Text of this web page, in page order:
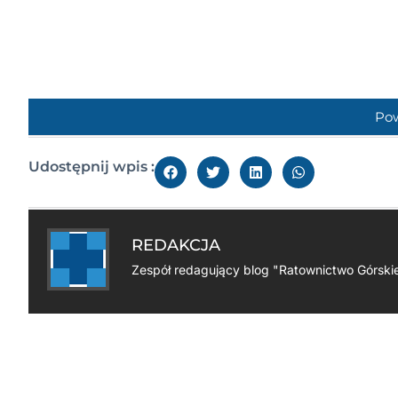
Udostępnij wpis :
REDAKCJA
Zespół redagujący blog "Ratownictwo